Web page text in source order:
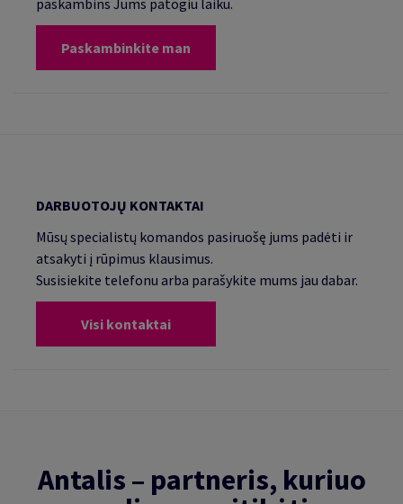
paskambins Jums patogiu laiku.
Paskambinkite man
DARBUOTOJŲ KONTAKTAI
Mūsų specialistų komandos pasiruošę jums padėti ir
atsakyti į rūpimus klausimus.
Susisiekite telefonu arba parašykite mums jau dabar.
Visi kontaktai
Antalis – partneris, kuriuo